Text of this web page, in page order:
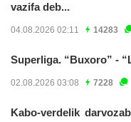
vazifa deb...
04.08.2026 02:11 14283
Superliga. “Buxoro” -
02.08.2026 03:08 7228
Kabo-verdelik